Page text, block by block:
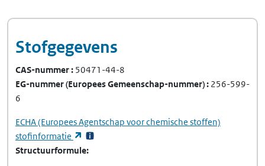
Stofgegevens
CAS-nummer 50471-44-8
EG-nummer(Europees Gemeenschap-nummer) 256-599-
6
ECHA(Europees Agentschap voor chemische stoffen)
stofinformatie
(opent in een nieuw tabblad)
Structuurformule